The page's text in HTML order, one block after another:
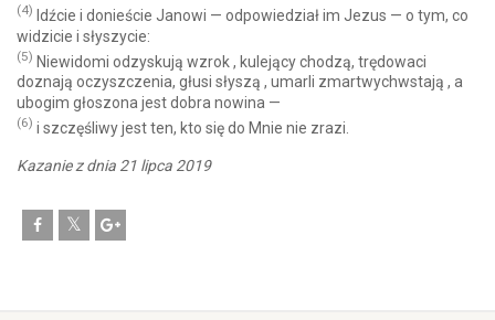
(4) Idźcie i donieście Janowi — odpowiedział im Jezus — o tym, co
widzicie i słyszycie:
(5) Niewidomi odzyskują wzrok , kulejący chodzą, trędowaci
doznają oczyszczenia, głusi słyszą , umarli zmartwychwstają , a
ubogim głoszona jest dobra nowina —
(6) i szczęśliwy jest ten, kto się do Mnie nie zrazi.
Kazanie z dnia 21 lipca 2019